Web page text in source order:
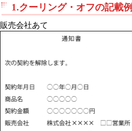
1.クーリング・オフの記載例
販売会社あて